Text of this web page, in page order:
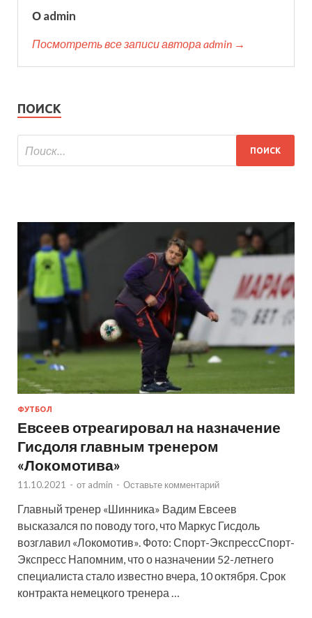
О admin
Посмотреть все записи автора admin →
ПОИСК
ФУТБОЛ
Евсеев отреагировал на назначение
Гисдоля главным тренером
«Локомотива»
11.10.2021 - от admin - Оставьте комментарий
Главный тренер «Шинника» Вадим Евсеев
высказался по поводу того, что Маркус Гисдоль
возглавил «Локомотив». Фото: Спорт-ЭкспрессСпорт-
Экспресс Напомним, что о назначении 52-летнего
специалиста стало известно вчера, 10 октября. Срок
контракта немецкого тренера …